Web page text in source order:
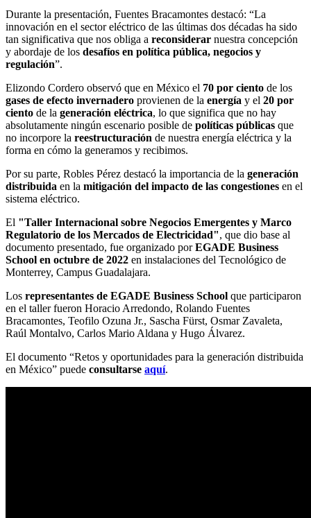
Durante la presentación, Fuentes Bracamontes destacó: “La
innovación en el sector eléctrico de las últimas dos décadas ha sido
tan significativa que nos obliga a reconsiderar nuestra concepción
y abordaje de los desafíos en política pública, negocios y
regulación”.
Elizondo Cordero observó que en México el 70 por ciento de los
gases de efecto invernadero provienen de la energía y el 20 por
ciento de la generación eléctrica, lo que significa que no hay
absolutamente ningún escenario posible de políticas públicas que
no incorpore la reestructuración de nuestra energía eléctrica y la
forma en cómo la generamos y recibimos.
Por su parte, Robles Pérez destacó la importancia de la generación
distribuida en la mitigación del impacto de las congestiones en el
sistema eléctrico.
El "Taller Internacional sobre Negocios Emergentes y Marco
Regulatorio de los Mercados de Electricidad", que dio base al
documento presentado, fue organizado porEGADE Business
School en octubre de 2022 en instalaciones del Tecnológico de
Monterrey, Campus Guadalajara.
Los representantes de EGADE Business School que participaron
en el taller fueron Horacio Arredondo, Rolando Fuentes
Bracamontes, Teofilo Ozuna Jr., Sascha Fürst, Osmar Zavaleta,
Raúl Montalvo, Carlos Mario Aldana y Hugo Álvarez.
El documento “Retos y oportunidades para la generación distribuida
en México” puede consultarse aquí.